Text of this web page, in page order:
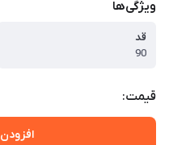
ویژگی‌ها
قد
90
قیمت: